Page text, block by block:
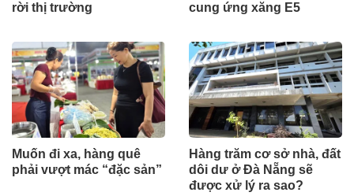
rời thị trường
cung ứng xăng E5
Muốn đi xa, hàng quê
phải vượt mác “đặc sản”
Hàng trăm cơ sở nhà, đất
dôi dư ở Đà Nẵng sẽ
được xử lý ra sao?